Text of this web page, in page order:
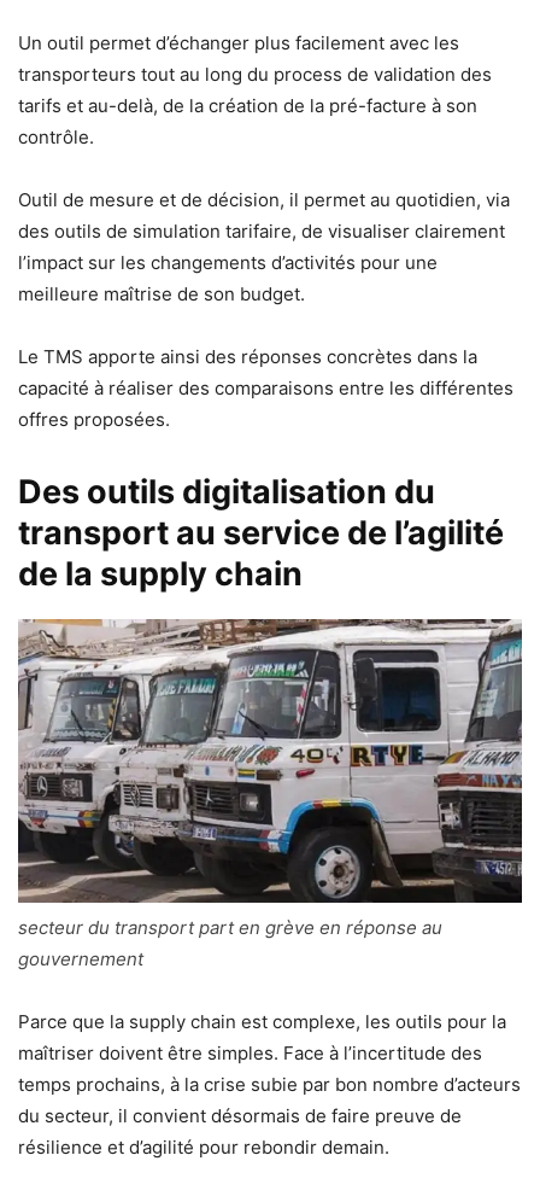
Un outil permet d’échanger plus facilement avec les
transporteurs tout au long du process de validation des
tarifs et au-delà, de la création de la pré-facture à son
contrôle.
Outil de mesure et de décision, il permet au quotidien, via
des outils de simulation tarifaire, de visualiser clairement
l’impact sur les changements d’activités pour une
meilleure maîtrise de son budget.
Le TMS apporte ainsi des réponses concrètes dans la
capacité à réaliser des comparaisons entre les différentes
offres proposées.
Des outils digitalisation du
transport au service de l’agilité
de la supply chain
secteur du transport part en grève en réponse au
gouvernement
Parce que la supply chain est complexe, les outils pour la
maîtriser doivent être simples. Face à l’incertitude des
temps prochains, à la crise subie par bon nombre d’acteurs
du secteur, il convient désormais de faire preuve de
résilience et d’agilité pour rebondir demain.